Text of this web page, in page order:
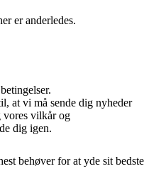
er anderledes.
at vi må sende dig nyheder
vores vilkår og
dig igen.
behøver for at yde sit bedste